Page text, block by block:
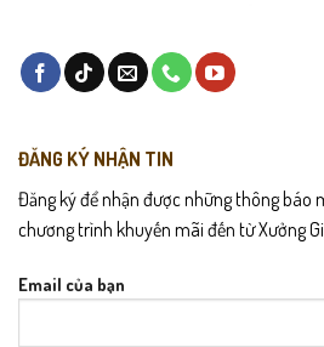
ĐĂNG KÝ NHẬN TIN
Đăng ký để nhận được những thông báo
chương trình khuyến mãi đến từ Xưởng
Email của bạn